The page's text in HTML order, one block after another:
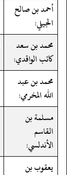
أحمد بن صالح
الجيلي:
محمد بن سعد
كاتب الواقدي:
محمد بن عبد
الله المخرمي:
مسلمة بن
القاسم
الأندلسي:
يعقوب بن